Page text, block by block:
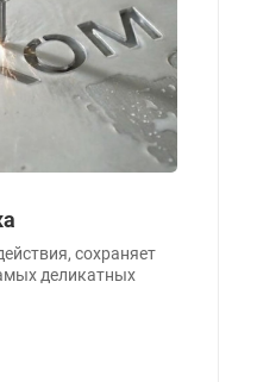
сохраняет
деликатных